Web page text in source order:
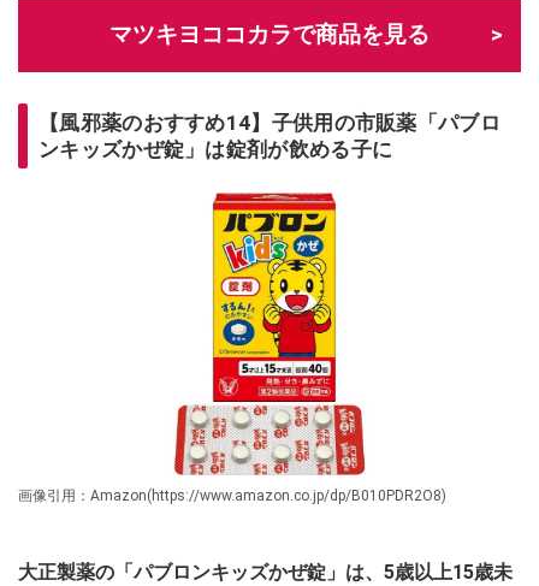
マツキヨココカラで商品を見る
【風邪薬のおすすめ14】子供用の市販薬「パブロ
ンキッズかぜ錠」は錠剤が飲める子に
画像引用：Amazon(https://www.amazon.co.jp/dp/B010PDR2O8)
大正製薬の「パブロンキッズかぜ錠」は、5歳以上15歳未